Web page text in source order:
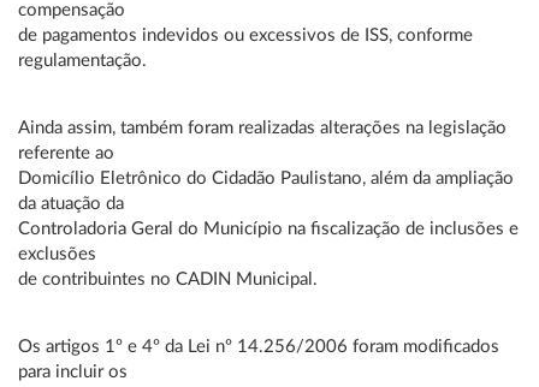
compensação
de pagamentos indevidos ou excessivos de ISS, conforme
regulamentação.
Ainda assim, também foram realizadas alterações na legislação
referente ao
Domicílio Eletrônico do Cidadão Paulistano, além da ampliação
da atuação da
Controladoria Geral do Município na fiscalização de inclusões e
exclusões
de contribuintes no CADIN Municipal.
Os artigos 1º e 4º da Lei nº 14.256/2006 foram modificados
para incluir os